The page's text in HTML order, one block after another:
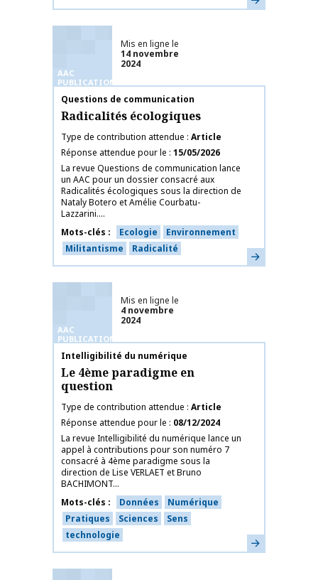
AAC
PUBLICATIONS
Mis en ligne le
14 novembre
2024
Nom de la publication
Questions de communication
Radicalités écologiques
Type de contribution attendue Article
Réponse attendue pour le 15/05/2026
La revue Questions de communication lance
un AAC pour un dossier consacré aux
Radicalités écologiques sous la direction de
Nataly Botero et Amélie Courbatu-
Lazzarini....
Mots-clés
Ecologie
Environnement
Militantisme
Radicalité En savoir plus
AAC
PUBLICATIONS
Mis en ligne le
4 novembre
2024
Nom de la publication
Intelligibilité du numérique
Le 4ème paradigme en
question
Type de contribution attendue Article
Réponse attendue pour le
08/12/2024
La revue Intelligibilité du numérique lance un
appel à contributions pour son numéro 7
consacré à 4ème paradigme sous la
direction de Lise VERLAET et Bruno
BACHIMONT...
Mots-clés
Données
Numérique
Pratiques
Sciences
Sens
technologie
En savoir plus